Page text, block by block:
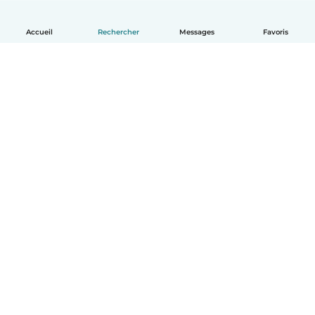
Accueil Rechercher Messages Favoris